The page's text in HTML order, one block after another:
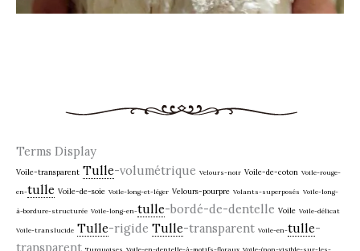
Terms Display
Voile-transparent Tulle-volumétrique Velours-noir Voile-de-coton Voile-rouge-
en-tulle Voile-de-soie Voile-long-et-léger Velours-pourpre Volants-superposés Voile-long-
à-bordure-structurée Voile-long-en-tulle-bordé-de-dentelle Voile Voile-délicat
Voile-translucide Tulle-rigide Tulle-transparent Voile-en-tulle-
transparent Turquoises Voile-en-dentelle-à-motifs-floraux Voile-(non-visible-sur-les-